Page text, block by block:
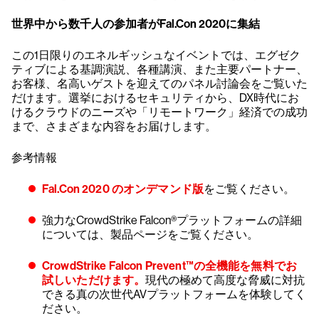
世界中から数千人の参加者がFal.Con 2020に集結
この1日限りのエネルギッシュなイベントでは、エグゼク
ティブによる基調演説、各種講演、また主要パートナー、
お客様、名高いゲストを迎えてのパネル討論会をご覧いた
だけます。選挙におけるセキュリティから、DX時代にお
けるクラウドのニーズや「リモートワーク」経済での成功
まで、さまざまな内容をお届けします。
参考情報
Fal.Con 2020 のオンデマンド版をご覧ください。
強力なCrowdStrike Falcon®プラットフォームの詳細
については、製品ページをご覧ください。
CrowdStrike Falcon Prevent™の全機能を無料でお
試しいただけます。現代の極めて高度な脅威に対抗
できる真の次世代AVプラットフォームを体験してく
ださい。